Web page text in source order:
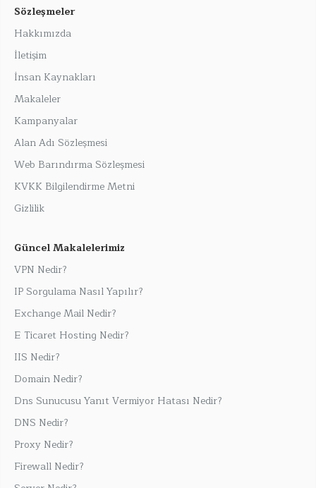
Sözleşmeler
Hakkımızda
İletişim
İnsan Kaynakları
Makaleler
Kampanyalar
Alan Adı Sözleşmesi
Web Barındırma Sözleşmesi
KVKK Bilgilendirme Metni
Gizlilik
Güncel Makalelerimiz
VPN Nedir?
IP Sorgulama Nasıl Yapılır?
Exchange Mail Nedir?
E Ticaret Hosting Nedir?
IIS Nedir?
Domain Nedir?
Dns Sunucusu Yanıt Vermiyor Hatası Nedir?
DNS Nedir?
Proxy Nedir?
Firewall Nedir?